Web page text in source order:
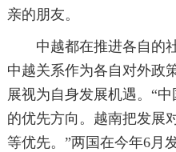
亲的朋友。
中越都在推进各自的社
中越关系作为各自对外政
展视为自身发展机遇。“
的优先方向。越南把发展
等优先。”两国在今年6月